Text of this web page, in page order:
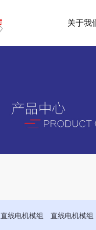
关于我
直线电机模组 直线电机模组